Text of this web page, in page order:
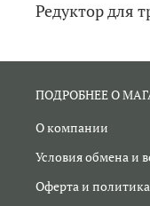
Редуктор для
ПОДРОБНЕЕ О
О компании
Условия обмена и
Оферта и